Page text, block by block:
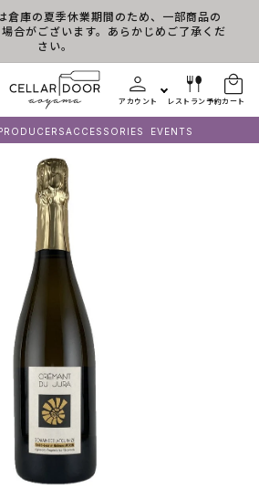
庫の夏季休業期間のため、一部商品の
合がございます。あらかじめご了承くだ
さい。
アカウント レストラン予約カート
ACCESSORIES EVENTS